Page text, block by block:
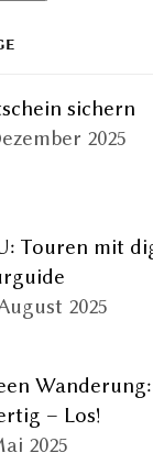
sichern
2025
Touren mit
2025
– Los!
2025